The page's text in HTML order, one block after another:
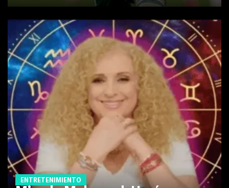
ENTRETENIMIENTO